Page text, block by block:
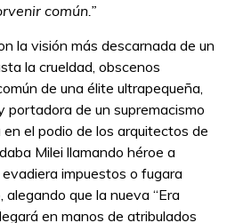
común.”
la visión más descarnada de un
la crueldad, obscenos
de una élite ultrapequeña,
portadora de un supremacismo
el podio de los arquitectos de
Milei llamando héroe a
impuestos o fugara
que la nueva “Era
en manos de atribulados